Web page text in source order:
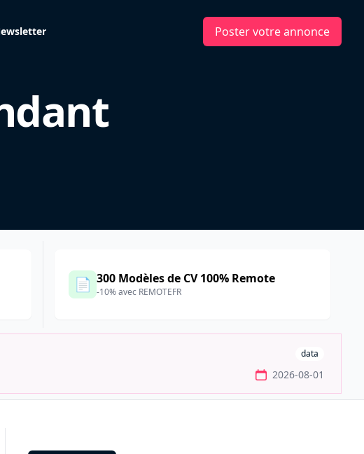
Poster votre annonce
📄 300 Modèles de CV 100% Remote
-10% avec REMOTEFR
data
2026-08-01